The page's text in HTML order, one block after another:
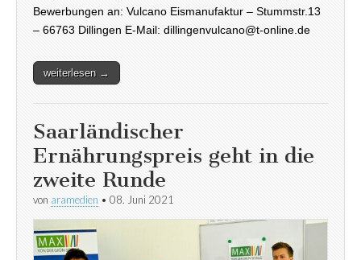
Bewerbungen an: Vulcano Eismanufaktur – Stummstr.13
– 66763 Dillingen E-Mail: dillingenvulcano@t-online.de
weiterlesen →
Saarländischer
Ernährungspreis geht in die
zweite Runde
von aramedien • 08. Juni 2021